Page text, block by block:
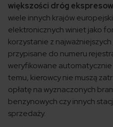
większości dróg
wiele innych krajów
elektronicznych winiet jako
korzystanie z
przypisane do numeru
weryfikowane
temu, kierowcy nie muszą
opłatę na wyznaczonych
benzynowych czy innych
sprzedaży.